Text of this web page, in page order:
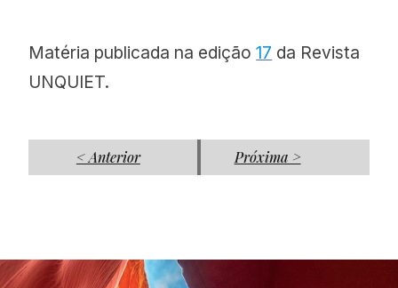
Matéria publicada na edição17 da Revista
UNQUIET.
< Anterior Próxima >